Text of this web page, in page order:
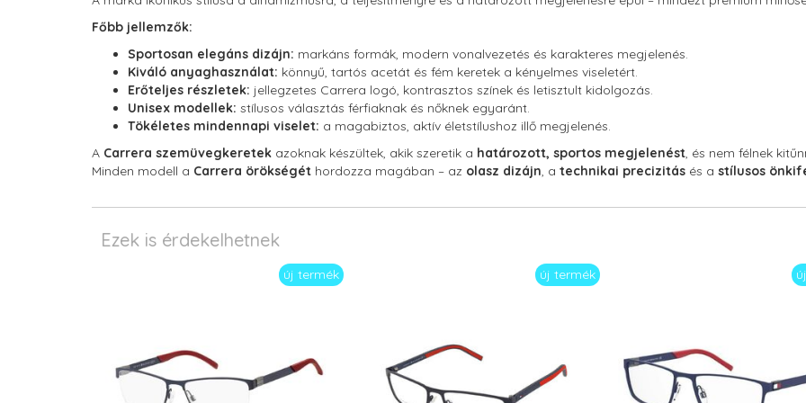
Főbb jellemzők:
Sportosan elegáns dizájn: markáns formák, modern vonalvezetés és karakteres megjelenés.
Kiváló anyaghasználat: könnyű, tartós acetát és fém keretek a kényelmes viseletért.
Erőteljes részletek: jellegzetes Carrera logó, kontrasztos színek és letisztult kidolgozás.
Unisex modellek: stílusos választás férfiaknak és nőknek egyaránt.
Tökéletes mindennapi viselet: a magabiztos, aktív életstílushoz illő megjelenés.
A Carrera szemüvegkeretek azoknak készültek, akik szeretik a határozott, sportos megjelenést, és nem félnek
Minden modell a Carrera örökségét hordozza magában – az olasz dizájn, a technikai precizitás és a stílusos
Ezek is érdekelhetnek
új termék új termék